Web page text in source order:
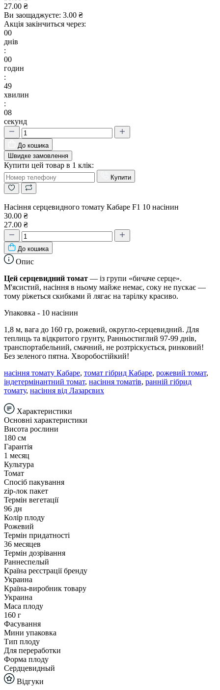
27.00 ₴
Ви заощаджуєте: 3.00 ₴
Акція закінчиться через:
00
днів
:
00
годин
:
49
хвилин
:
07
секунд
До кошика
Швидке замовлення
Купити цей товар в 1 клік:
Купити
Насіння серцевидного томату Кабаре F1 10 насінин
30.00 ₴
27.00 ₴
До кошика
Опис
Цей серцевидний томат — із групи «бичаче серце».
М'ясистий, насіння в ньому майже немає, соку не пускає —
тому ріжеться скибками й лягає на тарілку красиво.
Упаковка - 10 насінин
1,8 м, вага до 160 гр, рожевий, округло-серцевидний. Для
теплиць та відкритого грунту, Ранньостиглий 97-99 днів,
транспортабельний, смачний, не розтріскується, ринковий!
Без зеленого пятна. Хворобостійкий!
насіння томату Кабаре, томат гібрид Кабаре, рожевий томат,
індетермінантний томат, насіння томатів, ранній гібрид
томату, насіння від Лазарєвих
Характеристики
Основні характеристики
Висота рослини
180 см
Гарантія
1 месяц
Культура
Томат
Спосіб пакування
zip-лок пакет
Термін вегетації
96 дн
Колір плоду
Рожевий
Термін придатності
36 месяцев
Термін дозрівання
Раннеспелый
Країна реєстрації бренду
Украина
Країна-виробник товару
Украина
Маса плоду
160 г
Фасування
Мини упаковка
Тип плоду
Для переработки
Форма плоду
Сердцевидный
Відгуки